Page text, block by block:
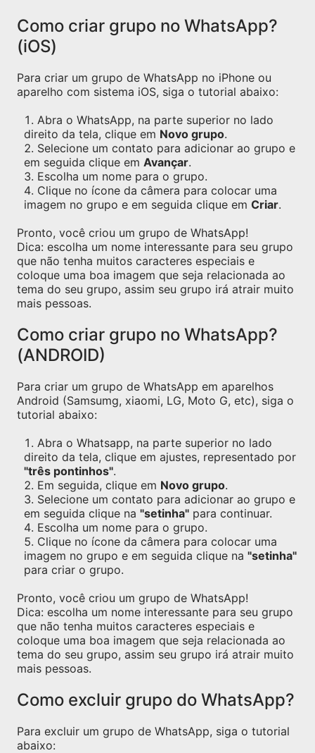
Como criar grupo no WhatsApp?
(iOS)
Para criar um grupo de WhatsApp no iPhone ou
aparelho com sistema iOS, siga o tutorial abaixo:
Abra o WhatsApp, na parte superior no lado
direito da tela, clique em Novo grupo.
Selecione um contato para adicionar ao grupo e
em seguida clique em Avançar.
Escolha um nome para o grupo.
Clique no ícone da câmera para colocar uma
imagem no grupo e em seguida clique em Criar.
Pronto, você criou um grupo de WhatsApp!
Dica: escolha um nome interessante para seu grupo
que não tenha muitos caracteres especiais e
coloque uma boa imagem que seja relacionada ao
tema do seu grupo, assim seu grupo irá atrair muito
mais pessoas.
Como criar grupo no WhatsApp?
(ANDROID)
Para criar um grupo de WhatsApp em aparelhos
Android (Samsumg, xiaomi, LG, Moto G, etc), siga o
tutorial abaixo:
Abra o Whatsapp, na parte superior no lado
direito da tela, clique em ajustes, representado por
"três pontinhos".
Em seguida, clique em Novo grupo.
Selecione um contato para adicionar ao grupo e
em seguida clique na "setinha" para continuar.
Escolha um nome para o grupo.
Clique no ícone da câmera para colocar uma
imagem no grupo e em seguida clique na "setinha"
para criar o grupo.
Pronto, você criou um grupo de WhatsApp!
Dica: escolha um nome interessante para seu grupo
que não tenha muitos caracteres especiais e
coloque uma boa imagem que seja relacionada ao
tema do seu grupo, assim seu grupo irá atrair muito
mais pessoas.
Como excluir grupo do WhatsApp?
Para excluir um grupo de WhatsApp, siga o tutorial
abaixo: